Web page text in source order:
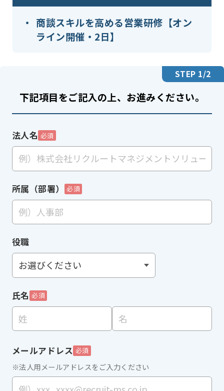
商談スキルを高める営業研修【オン
ライン開催・2日】
STEP 1/2
下記項目をご記入の上、お進みください。
法人名 必須
所属（部署） 必須
役職
氏名 必須
メールアドレス 必須
※法人用メールアドレスをご入力ください